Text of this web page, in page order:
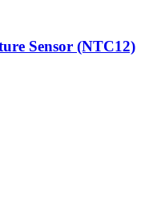
Sensor (NTC12)